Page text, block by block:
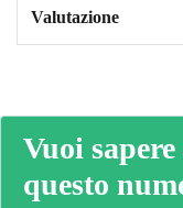
Valutazione
Vuoi
questo